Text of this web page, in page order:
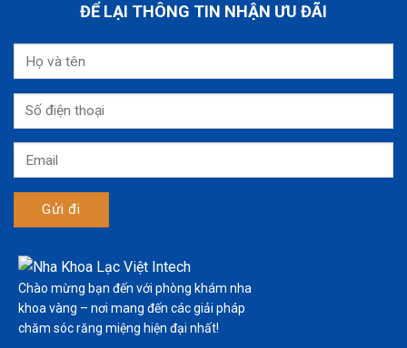
ĐỂ LẠI THÔNG TIN NHẬN ƯU ĐÃI
Chào mừng bạn đến với phòng khám nha
khoa vàng – nơi mang đến các giải pháp
chăm sóc răng miệng hiện đại nhất!